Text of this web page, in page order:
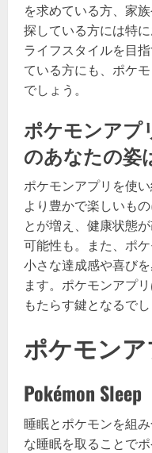
を求めている方、家
探している方には特
ライフスタイルを目
ている方にも、ポケ
でしょう。
ポケモンアプ
のあなたの姿
ポケモンアプリを使
より豊かで楽しいも
とが増え、健康状態
可能性も。また、ポ
小さな達成感や喜び
ます。ポケモンアプ
もたらす鍵となるでし
ポケモン
Pokémon Sleep
睡眠とポケモンを組
な睡眠を取ることで